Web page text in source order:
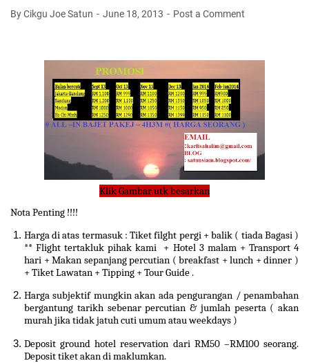
By Cikgu Joe Satun June 18, 2013 Post a Comment
Klik Gambar utk besarkan
Nota Penting !!!!
Harga di atas termasuk : Tiket filght pergi + balik ( tiada Bagasi )
** Flight tertakluk pihak kami  + Hotel 3 malam + Transport 4
hari + Makan sepanjang percutian ( breakfast + lunch + dinner )
+ Tiket Lawatan + Tipping + Tour Guide .
Harga subjektif mungkin akan ada pengurangan / penambahan
bergantung tarikh sebenar percutian & jumlah peserta ( akan
murah jika tidak jatuh cuti umum atau weekdays )
Deposit ground hotel reservation dari RM50 –RM100 seorang.
Deposit tiket akan di maklumkan.